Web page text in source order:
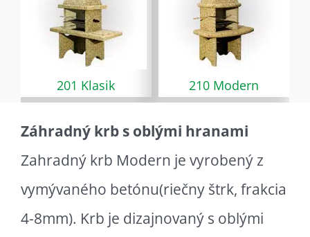
201 Klasik 210 Modern
Záhradný krb s oblými hranami
Zahradný krb Modern je vyrobený z
vymývaného betónu(riečny štrk, frakcia
4-8mm). Krb je dizajnovaný s oblými